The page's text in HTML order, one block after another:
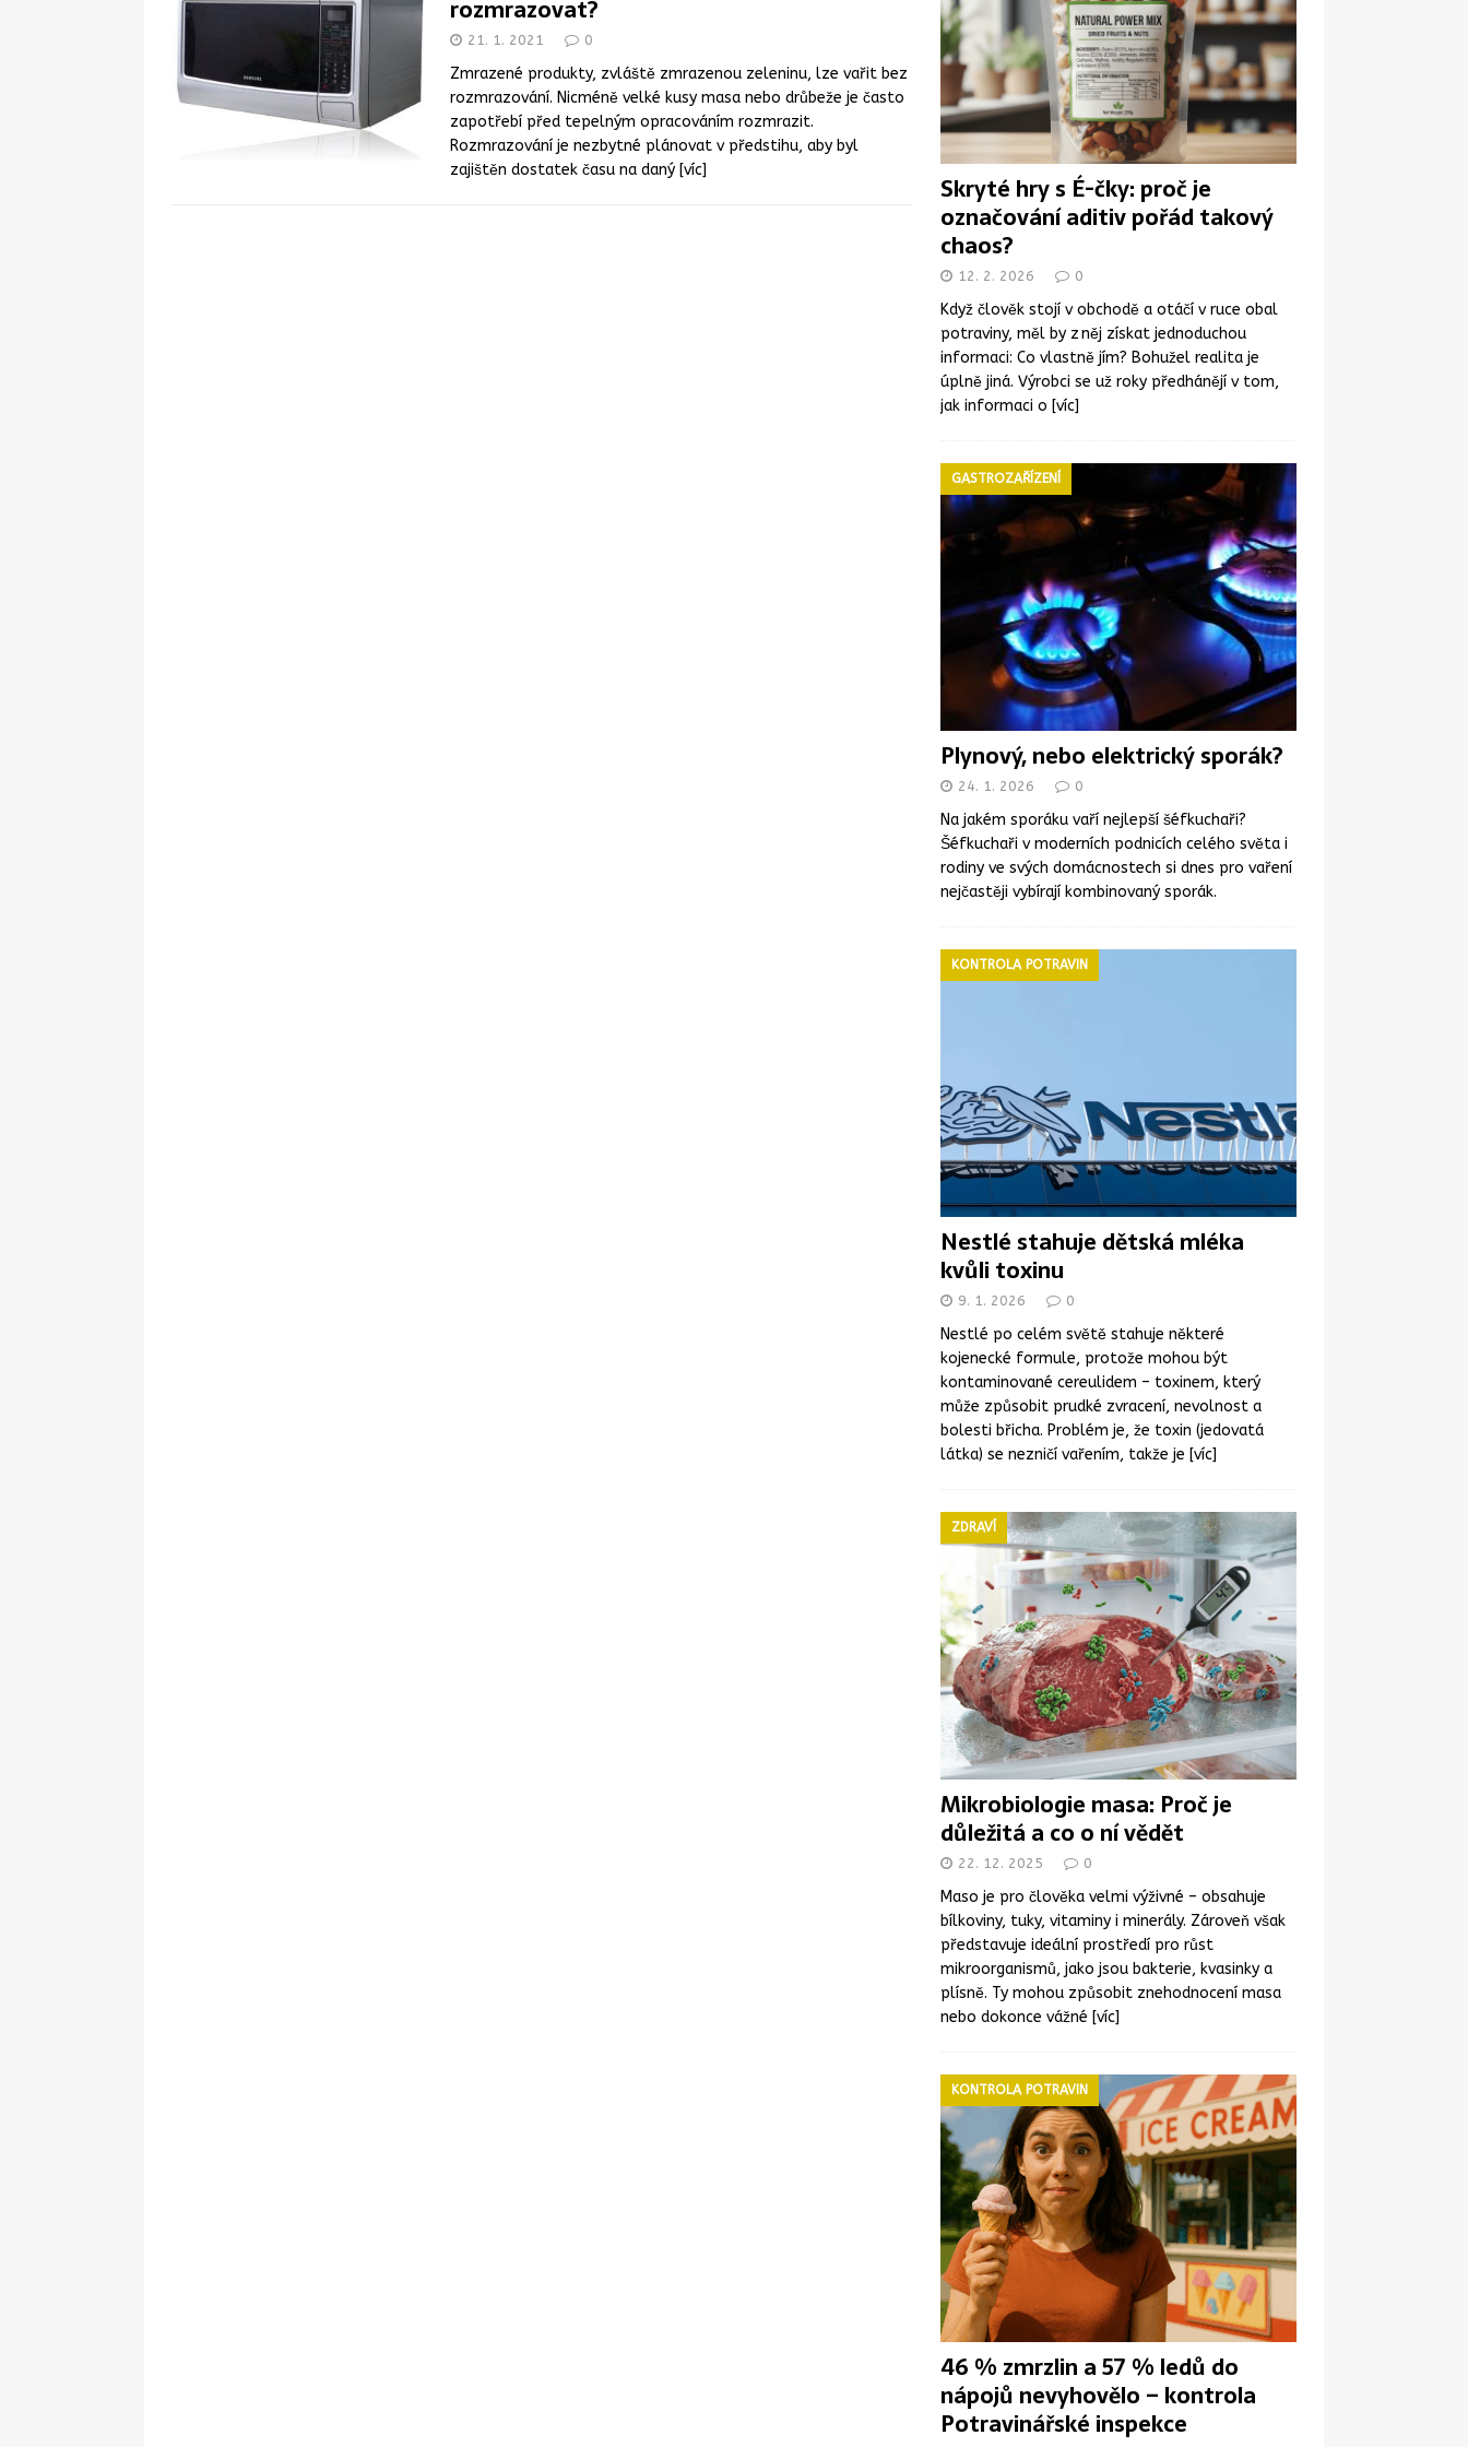
[ 28. 8. 2025 ] Novela vyhlášky o veterinárních a hygienických požadavcích na živočišné produkty,
která se dotkla i včelích produktů ČESKÁ REPUBLIKA
[ 28. 8. 2025 ] Nová pravidla pro školní jídelny: větší důraz na pestrost jídelníčku a kvalitu surovin,
méně cukru a soli STRAVOVÁNÍ
Téměř 200 kg problematického masa a vnitřností v halal prodejně v Brně
rozmrazovat?
21. 1. 2021 0
Zmrazené produkty, zvláště zmrazenou zeleninu, lze vařit bez
rozmrazování. Nicméně velké kusy masa nebo drůbeže je často
zapotřebí před tepelným opracováním rozmrazit.
Rozmrazování je nezbytné plánovat v předstihu, aby byl
zajištěn dostatek času na daný [víc]
Skryté hry s É-čky: proč je
označování aditiv pořád takový
chaos?
12. 2. 2026 0
Když člověk stojí v obchodě a otáčí v ruce obal
potraviny, měl by z něj získat jednoduchou
informaci: Co vlastně jím? Bohužel realita je
úplně jiná. Výrobci se už roky předhánějí v tom,
jak informaci o [víc]
Plynový, nebo elektrický sporák?
GASTROZAŘÍZENÍ
24. 1. 2026 0
Na jakém sporáku vaří nejlepší šéfkuchaři?
Šéfkuchaři v moderních podnicích celého světa i
rodiny ve svých domácnostech si dnes pro vaření
nejčastěji vybírají kombinovaný sporák.
Nestlé stahuje dětská mléka
kvůli toxinu
KONTROLA POTRAVIN
9. 1. 2026 0
Nestlé po celém světě stahuje některé
kojenecké formule, protože mohou být
kontaminované cereulidem – toxinem, který
může způsobit prudké zvracení, nevolnost a
bolesti břicha. Problém je, že toxin (jedovatá
látka) se nezničí vařením, takže je [víc]
Mikrobiologie masa: Proč je
důležitá a co o ní vědět
ZDRAVÍ
22. 12. 2025 0
Maso je pro člověka velmi výživné – obsahuje
bílkoviny, tuky, vitaminy i minerály. Zároveň však
představuje ideální prostředí pro růst
mikroorganismů, jako jsou bakterie, kvasinky a
plísně. Ty mohou způsobit znehodnocení masa
nebo dokonce vážné [víc]
46 % zmrzlin a 57 % ledů do
nápojů nevyhovělo – kontrola
Potravinářské inspekce
KONTROLA POTRAVIN